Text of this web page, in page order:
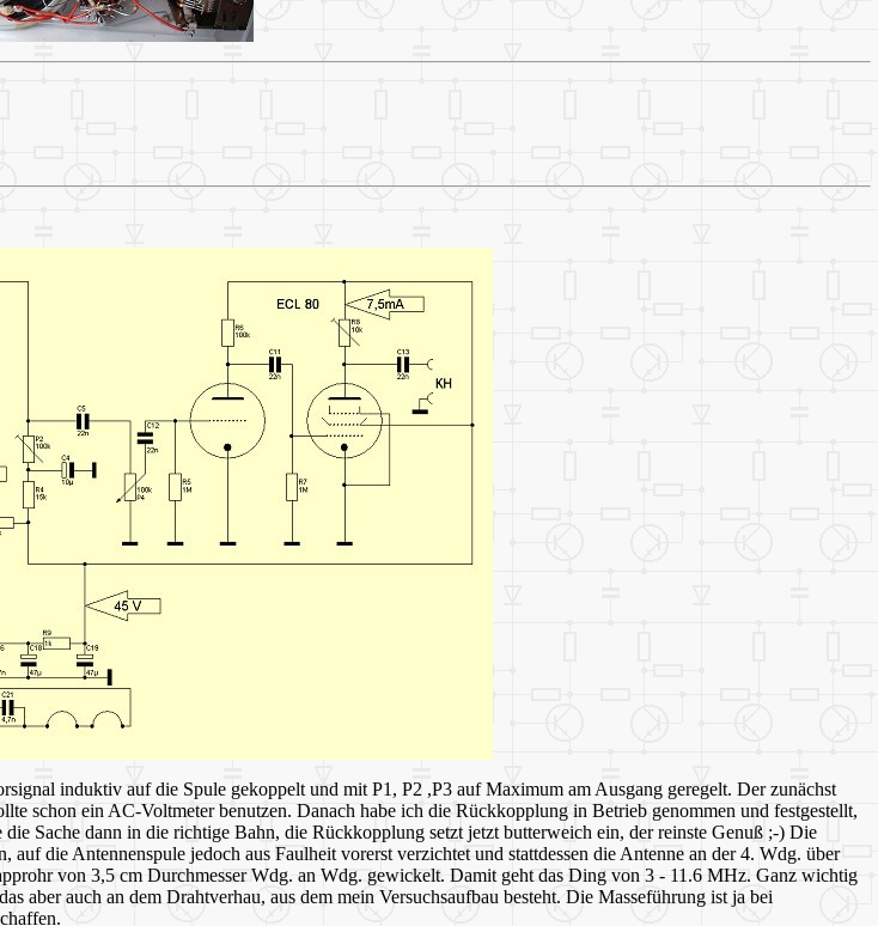
induktiv auf die Spule gekoppelt und mit P1, P2 ,P3 auf Maximum am Ausgang geregelt. Der zunächst
schon ein AC-Voltmeter benutzen. Danach habe ich die Rückkopplung in Betrieb genommen und festgestellt,
Sache dann in die richtige Bahn, die Rückkopplung setzt jetzt butterweich ein, der reinste Genuß ;-) Die
die Antennenspule jedoch aus Faulheit vorerst verzichtet und stattdessen die Antenne an der 4. Wdg. über
von 3,5 cm Durchmesser Wdg. an Wdg. gewickelt. Damit geht das Ding von 3 - 11.6 MHz. Ganz wichtig
aber auch an dem Drahtverhau, aus dem mein Versuchsaufbau besteht. Die Masseführung ist ja bei